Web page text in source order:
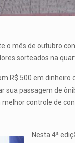
mês de outubro
sorteados na
R$ 500 em
passagem de
controle de
Nesta 4ª